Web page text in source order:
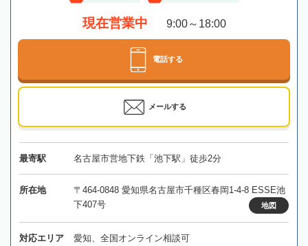
現在営業中 9:00～18:00
電話する
メールする
最寄駅 名古屋市営地下鉄「池下駅」徒歩2分
所在地
〒464-0848 愛知県名古屋市千種区春岡1-4-8 ESSE池
下407号
地図
対応エリア 愛知、全国オンライン相談可